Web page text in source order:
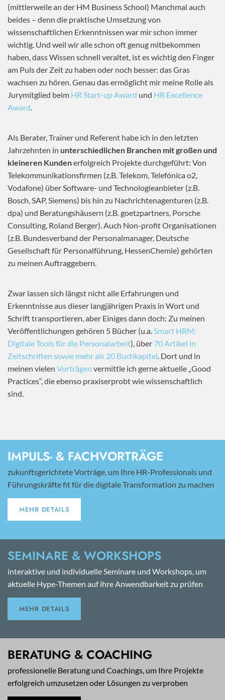
(mittlerweile an der HM Business School) Manchmal auch
beides – denn die praktische Umsetzung von
wissenschaftlichen Erkenntnissen war mir schon immer
wichtig. Und weil wir alle schon oft genug mitbekommen
haben, dass Wissen schnell veraltet, ist es wichtig den Finger
am Puls der Zeit zu haben oder noch besser: das Gras
wachsen zu hören. Genau das ermöglicht mir meine Rolle als
Jurymitglied beim HR Start-up Award und HR Excellence
Award.
Als Berater, Trainer und Referent habe ich in den letzten
Jahrzehnten in unterschiedlichen Branchen mit großen und
kleineren Kundenerfolgreich Projekte durchgeführt: Von
Telekommunikationsfirmen (z.B. Telekom, Telefónica o2,
Vodafone) über Software- und Technologieanbieter (z.B.
Bosch, SAP, Siemens) bis hin zu Nachrichtenagenturen (z.B.
dpa) und Beratungshäusern (z.B. goetzpartners, Porsche
Consulting, Roland Berger). Auch Non-profit Organisationen
(z.B. Bundesverband der Personalmanager, Deutsche
Gesellschaft für Personalführung, HessenChemie) gehörten
zu meinen Auftraggebern.
Zwar lassen sich längst nicht alle Erfahrungen und
Erkenntnisse aus dieser langjährigen Praxis in Wort und
Schrift transportieren, aber Einiges dann doch: Zu meinen
Veröffentlichungen gehören 5 Bücher (u.a.Smart HRM:
Digitale Tools für die Personalarbeit), über 70 Artikel in
Zeitschriften sowie mehr als 20 Buchkapitel. Dort und in
meinen vielen Vorträgen vermittle ich gerne aktuelle „Good
Practices“, die ebenso praxiserprobt wie wissenschaftlich
sind.
IMPULS- & FACHVORTRÄGE
zukunftsgerichtete Vorträge, um Ihre HR-Professionals und
Führungskräfte fit für die digitale Transformation zu machen
MEHR DETAILS
SEMINARE & WORKSHOPS
interaktive und individuelle Seminare und Workshops, um
aktuelle Hype-Themen auf ihre Anwendbarkeit zu prüfen
MEHR DETAILS
BERATUNG & COACHING
professionelle Beratung und Coachings, um Ihre Projekte
erfolgreich umzusetzen oder Lösungen zu verproben